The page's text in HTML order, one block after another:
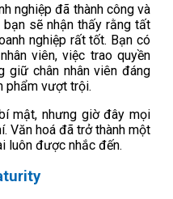
nghiệp đã thành công và
sẽ nhận thấy rằng tất
nghiệp rất tốt. Bạn có
viên, việc trao quyền
giữ chân nhân viên đáng
phẩm vượt trội.
mật, nhưng giờ đây mọi
Văn hoá đã trở thành một
luôn được nhắc đến.